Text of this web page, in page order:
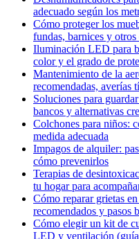
adecuado según los
Cómo proteger los
fundas, barnices y
Iluminación LED para
color y el grado de
Mantenimiento de la
recomendadas, averías
Soluciones para
bancos y alternativas
Colchones para niños:
medida adecuada
Impagos de alquiler:
cómo prevenirlos
Terapias de
tu hogar para
Cómo reparar grietas
recomendados y pasos
Cómo elegir un kit de
LED y ventilación